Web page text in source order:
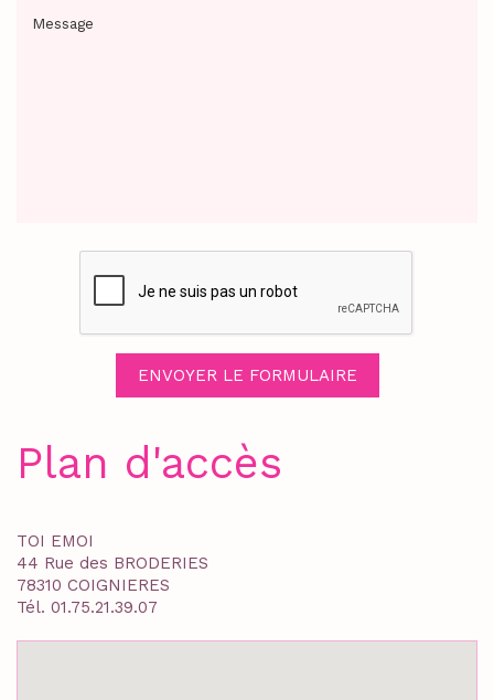
Message
Plan d'accès
TOI EMOI
44 Rue des BRODERIES
78310 COIGNIERES
Tél. 01.75.21.39.07